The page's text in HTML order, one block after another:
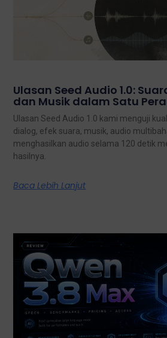
Ulasan Seed Audio 1.0:
dan Musik dalam Satu
Ulasan Seed Audio 1.0 kami menguji
dialog, efek suara, musik, audio
menghasilkan audio selama 120 detik
hasilnya.
Baca Lebih Lanjut